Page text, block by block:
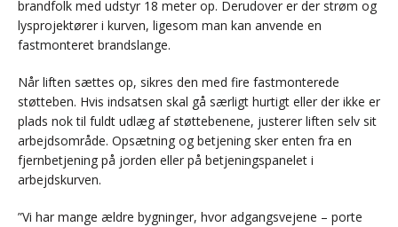
brandfolk med udstyr 18 meter op. Derudover er der strøm og
lysprojektører i kurven, ligesom man kan anvende en
fastmonteret brandslange.
Når liften sættes op, sikres den med fire fastmonterede
støtteben. Hvis indsatsen skal gå særligt hurtigt eller der ikke er
plads nok til fuldt udlæg af støttebenene, justerer liften selv sit
arbejdsområde. Opsætning og betjening sker enten fra en
fjernbetjening på jorden eller på betjeningspanelet i
arbejdskurven.
”Vi har mange ældre bygninger, hvor adgangsvejene – porte